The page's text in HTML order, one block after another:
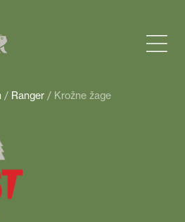
/ Ranger / Krožne žage